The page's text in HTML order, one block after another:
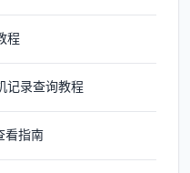
程
记录查询教程
看指南